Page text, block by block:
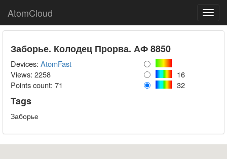
AtomCloud
Заборье. Колодец Прорва. АФ 8850
Devices: AtomFast
Views: 2258
16
Points count: 71 32
Tags
Заборье